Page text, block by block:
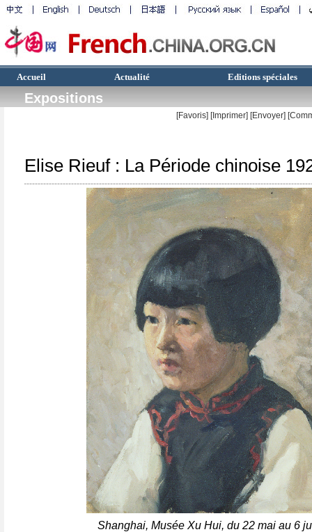
Accueil Actualité Editions spéciales
Expositions
[Favoris] [Imprimer] [Envoyer]
Elise Rieuf : La Période chinoise
Shanghai, Musée Xu Hui, du 22 mai au 6